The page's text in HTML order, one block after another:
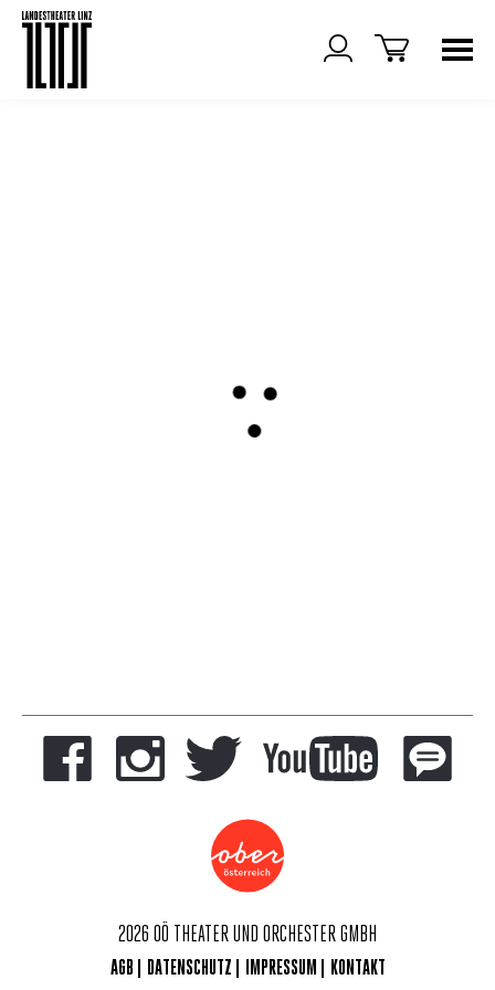
2026 OÖ THEATER UND ORCHESTER GMBH
AGB DATENSCHUTZ IMPRESSUM KONTAKT